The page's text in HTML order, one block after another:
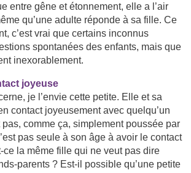
entre gêne et étonnement, elle a l’air
qu’une adulte réponde à sa fille. Ce
c’est vrai que certains inconnus
spontanées des enfants, mais que
inexorablement.
joyeuse
je l’envie cette petite. Elle et sa
contact joyeusement avec quelqu’un
pas, comme ça, simplement poussée par
pas seule à son âge à avoir le contact
ce la même fille qui ne veut pas dire
parents ? Est-il possible qu’une petite